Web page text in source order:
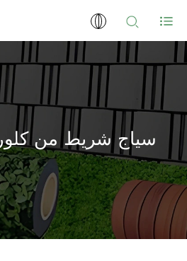
سياج شريط من